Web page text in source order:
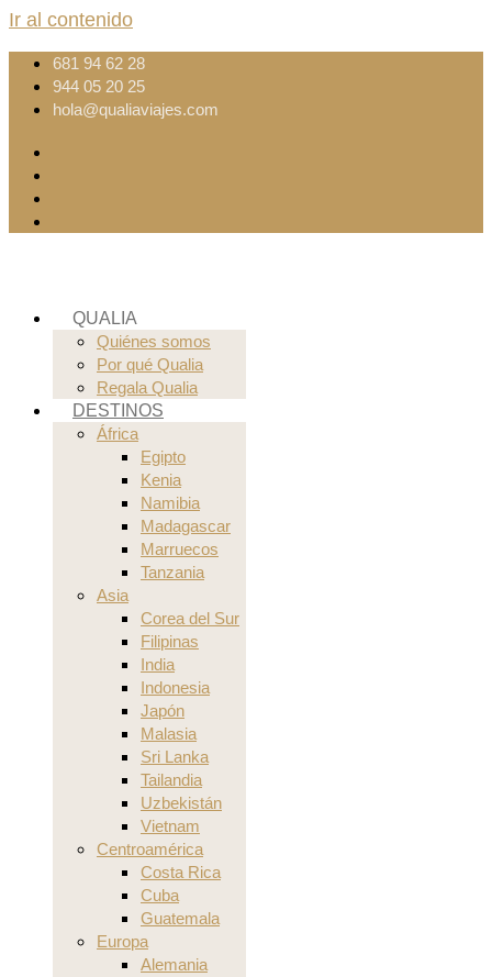
Ir al contenido
681 94 62 28
944 05 20 25
hola@qualiaviajes.com
QUALIA
Quiénes somos
Por qué Qualia
Regala Qualia
DESTINOS
África
Egipto
Kenia
Namibia
Madagascar
Marruecos
Tanzania
Asia
Corea del Sur
Filipinas
India
Indonesia
Japón
Malasia
Sri Lanka
Tailandia
Uzbekistán
Vietnam
Centroamérica
Costa Rica
Cuba
Guatemala
Europa
Alemania